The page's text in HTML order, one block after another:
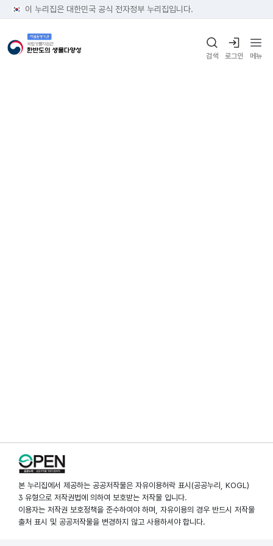
이 누리집은 대한민국 공식 전자정부 누리집입니다.
검색 로그인 메뉴
본 누리집에서 제공하는 공공저작물은 자유이용허락 표시(공공누리, KOGL)
3 유형으로 저작권법에 의하여 보호받는 저작물 입니다.
이용자는 저작권 보호정책을 준수하여야 하며, 자유이용의 경우 반드시 저작물
출처 표시 및 공공저작물을 변경하지 않고 사용하셔야 합니다.